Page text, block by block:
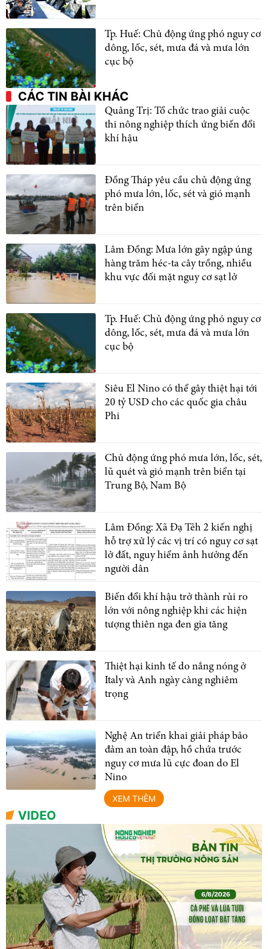
Tp. Huế: Chủ động ứng phó nguy cơ
dông, lốc, sét, mưa đá và mưa lớn
cục bộ
CÁC TIN BÀI KHÁC
Quảng Trị: Tổ chức trao giải cuộc
thi nông nghiệp thích ứng biến đổi
khí hậu
Đồng Tháp yêu cầu chủ động ứng
phó mưa lớn, lốc, sét và gió mạnh
trên biển
Lâm Đồng: Mưa lớn gây ngập úng
hàng trăm héc-ta cây trồng, nhiều
khu vực đối mặt nguy cơ sạt lở
Tp. Huế: Chủ động ứng phó nguy cơ
dông, lốc, sét, mưa đá và mưa lớn
cục bộ
Siêu El Nino có thể gây thiệt hại tới
20 tỷ USD cho các quốc gia châu
Phi
Chủ động ứng phó mưa lớn, lốc, sét,
lũ quét và gió mạnh trên biển tại
Trung Bộ, Nam Bộ
Lâm Đồng: Xã Đạ Tẻh 2 kiến nghị
hỗ trợ xử lý các vị trí có nguy cơ sạt
lở đất, nguy hiểm ảnh hưởng đến
người dân
Biến đổi khí hậu trở thành rủi ro
lớn với nông nghiệp khi các hiện
tượng thiên nga đen gia tăng
Thiệt hại kinh tế do nắng nóng ở
Italy và Anh ngày càng nghiêm
trọng
Nghệ An triển khai giải pháp bảo
đảm an toàn đập, hồ chứa trước
nguy cơ mưa lũ cực đoan do El
Nino
XEM THÊM
VIDEO